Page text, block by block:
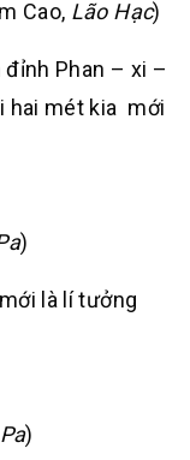
Lão Hạc)
Phan – xi –
hai mét kia mới
)
là lí tưởng
)